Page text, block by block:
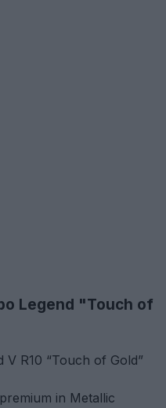
Legend "Touch of
V R10 “Touch of Gold”
in Metallic